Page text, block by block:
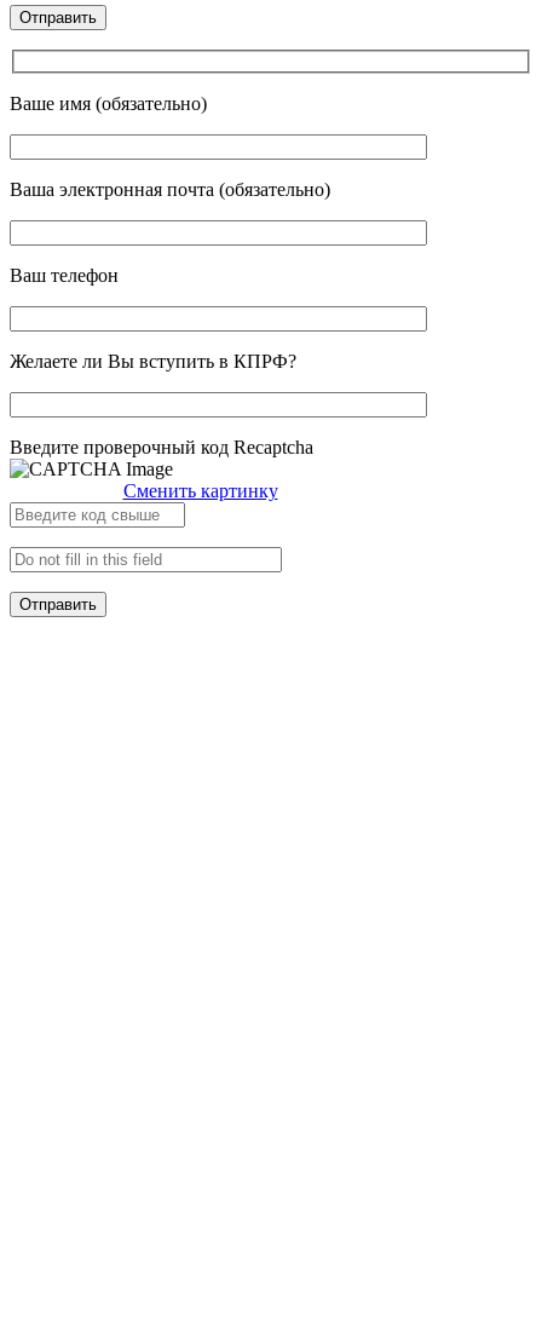
Ваше имя (обязательно)
Ваша электронная почта (обязательно)
Ваш телефон
Желаете ли Вы вступить в КПРФ?
Введите проверочный код Recaptcha
Сменить картинку